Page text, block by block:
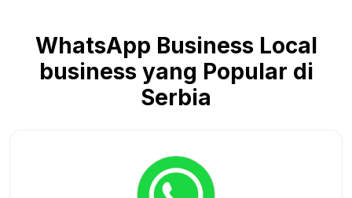
WhatsApp Business Local
business yang Popular di
Serbia